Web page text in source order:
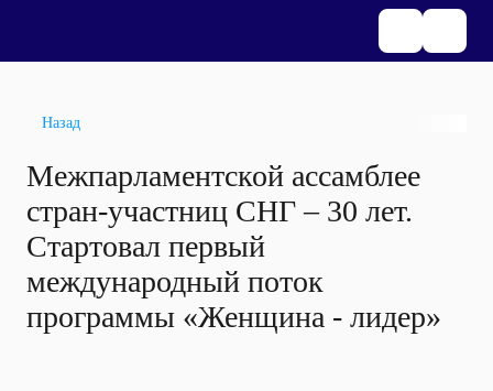
Назад
Межпарламентской ассамблее
стран-участниц СНГ – 30 лет.
Стартовал первый
международный поток
программы «Женщина - лидер»